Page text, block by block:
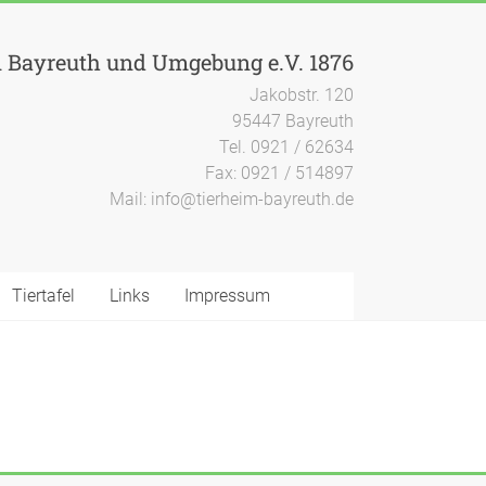
und Umgebung e.V. 1876
Jakobstr. 120
95447 Bayreuth
Tel. 0921 / 62634
Fax: 0921 / 514897
Mail: info@tierheim-bayreuth.de
Tiertafel Links Impressum